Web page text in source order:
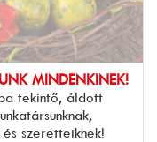
MINDENKINEK!
tekintő, áldott
szeretteiknek!